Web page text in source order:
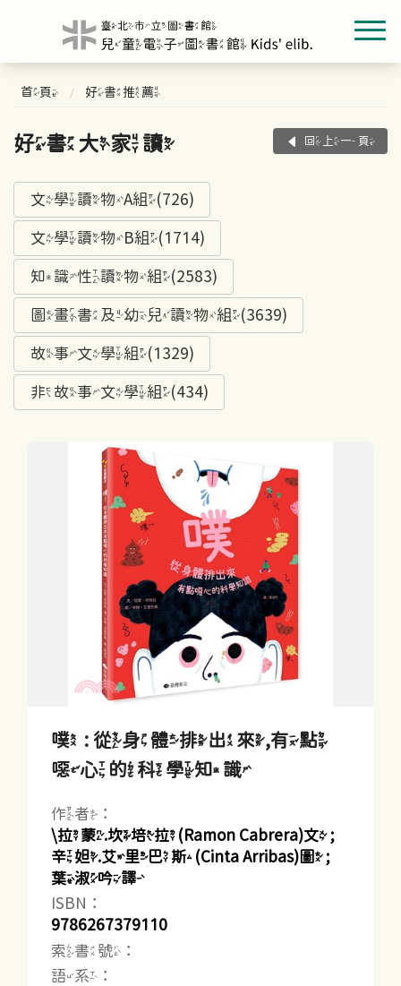
首頁 好書推薦
好書大家讀 回上一頁
文學讀物A組(726)
文學讀物B組(1714)
知識性讀物組(2583)
圖畫書及幼兒讀物組(3639)
故事文學組(1329)
非故事文學組(434)
噗 : 從身體排出來,有點
噁心的科學知識
作者：
\拉蒙.坎培拉(Ramon Cabrera)文 ;
辛妲.艾里巴斯(Cinta Arribas)圖 ;
葉淑吟譯
ISBN：
9786267379110
索書號：
語系：